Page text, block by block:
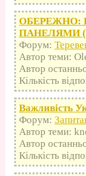
ОБЕРЕЖНО:
ПАНЕЛЯМИ
Форум:
Автор теми:
Автор
Кількість
Важливість
Форум:
Автор теми:
Автор
Кількість